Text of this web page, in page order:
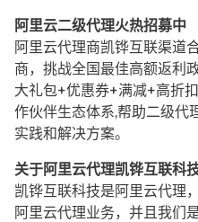
阿里云二级代理火热招募中
阿里云代理商凯铧互联渠道
商，挑战全国最佳高额返利
大礼包+优惠券+满减+高折
作伙伴生态体系,帮助二级代
实践和解决方案。
关于阿里云代理凯铧互联科技
凯铧互联科技是阿里云代理
阿里云代理业务，并且我们